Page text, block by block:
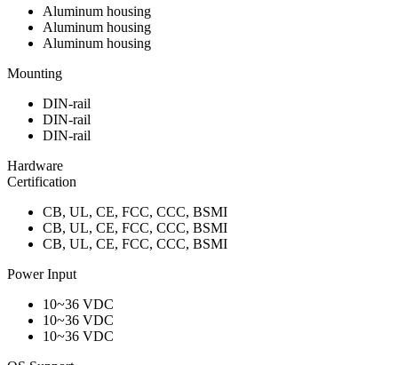
Aluminum housing
Aluminum housing
Aluminum housing
Mounting
DIN-rail
DIN-rail
DIN-rail
Hardware
Certification
CB, UL, CE, FCC, CCC, BSMI
CB, UL, CE, FCC, CCC, BSMI
CB, UL, CE, FCC, CCC, BSMI
Power Input
10~36 VDC
10~36 VDC
10~36 VDC